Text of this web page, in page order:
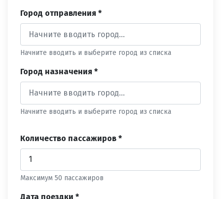
Город отправления *
Начните вводить и выберите город из списка
Город назначения *
Начните вводить и выберите город из списка
Количество пассажиров *
Максимум 50 пассажиров
Дата поездки *